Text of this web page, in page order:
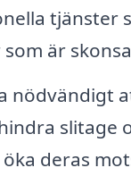
tjänster
är
nödvändigt
slitage
deras